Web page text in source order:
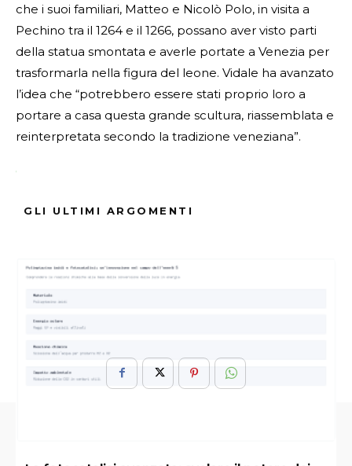
che i suoi familiari, Matteo e Nicolò Polo, in visita a
Pechino tra il 1264 e il 1266, possano aver visto parti
della statua smontata e averle portate a Venezia per
trasformarla nella figura del leone. Vidale ha avanzato
l’idea che “potrebbero essere stati proprio loro a
portare a casa questa grande scultura, riassemblata e
reinterpretata secondo la tradizione veneziana”.
ARGOMENTI : Alato Cina
Leone
Rappresentare
GLI ULTIMI ARGOMENTI